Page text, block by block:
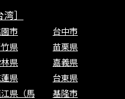
］
市
台中市
県
苗栗県
県
嘉義県
県
台東県
県（馬
基隆市